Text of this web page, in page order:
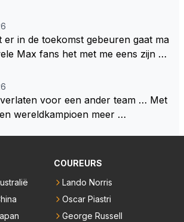
een brandstof tekort. Kennelijk
tot op de liter afgemeten peut...
er in de toekomst gebeuren gaat ma
Max fans het met me eens zijn da
met Max ergens in een vieren
in een team zouden zitten. D
een fantastisch affiche zijn v
voor een ander team … Met
wereldkampioen meer …
COUREURS
Lando Norris
Oscar Piastri
George Russell